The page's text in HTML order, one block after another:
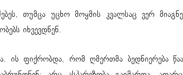
თუმცა უცხო მოყმის კვალსაც ვერ
იხვევდნენ.
ის ფიქრობდა, რომ ღმერთმა ბედნიერება